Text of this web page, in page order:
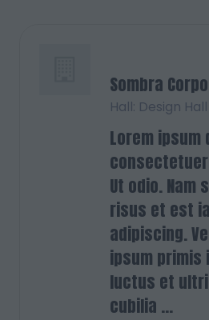
Sombra
Hall: Design
Lorem
Ut odio. Nam
risus et est
adipiscing.
ipsum primis
luctus et
cubilia ...